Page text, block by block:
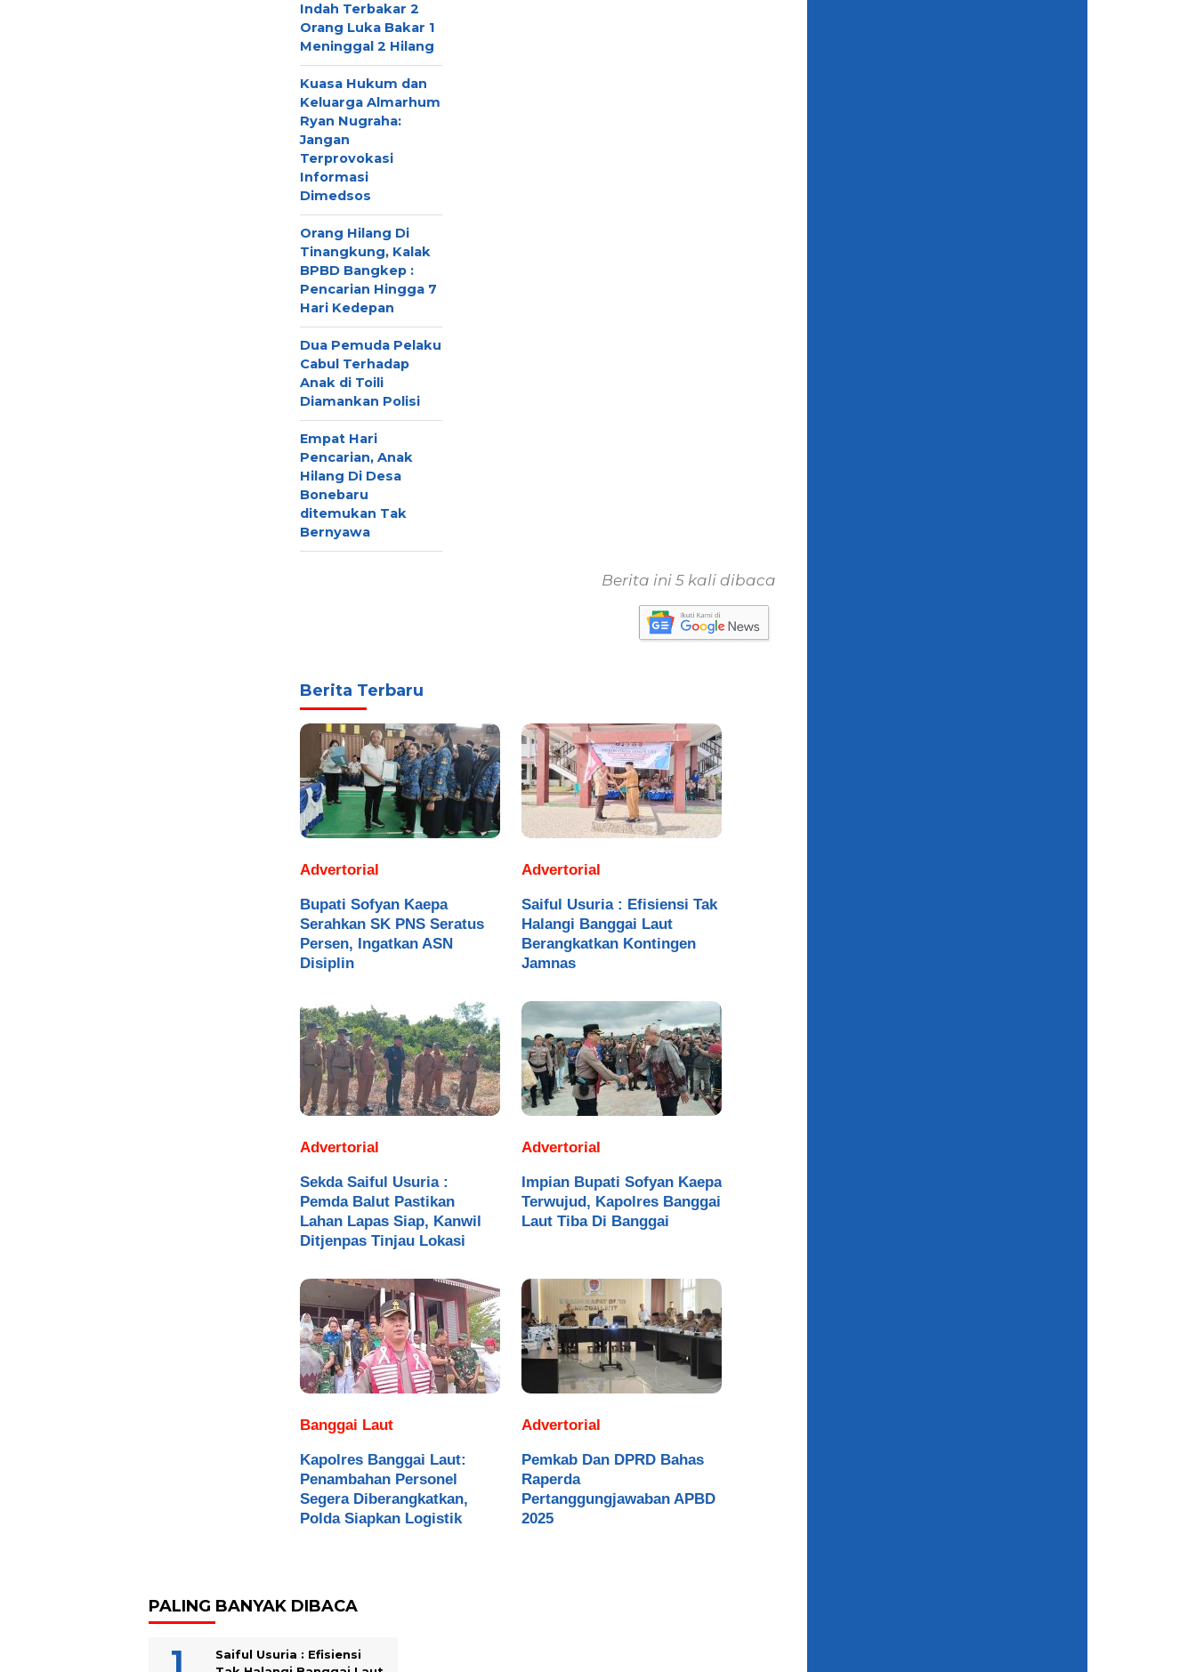
Indah Terbakar 2
Orang Luka Bakar 1
Meninggal 2 Hilang
Kuasa Hukum dan
Keluarga Almarhum
Ryan Nugraha:
Jangan
Terprovokasi
Informasi
Dimedsos
Orang Hilang Di
Tinangkung, Kalak
BPBD Bangkep :
Pencarian Hingga 7
Hari Kedepan
Dua Pemuda Pelaku
Cabul Terhadap
Anak di Toili
Diamankan Polisi
Empat Hari
Pencarian, Anak
Hilang Di Desa
Bonebaru
ditemukan Tak
Bernyawa
Berita ini 5 kali dibaca
Berita Terbaru
Advertorial
Bupati Sofyan Kaepa
Serahkan SK PNS Seratus
Persen, Ingatkan ASN
Disiplin
Advertorial
Saiful Usuria : Efisiensi Tak
Halangi Banggai Laut
Berangkatkan Kontingen
Jamnas
Advertorial
Sekda Saiful Usuria :
Pemda Balut Pastikan
Lahan Lapas Siap, Kanwil
Ditjenpas Tinjau Lokasi
Advertorial
Impian Bupati Sofyan Kaepa
Terwujud, Kapolres Banggai
Laut Tiba Di Banggai
Banggai Laut
Kapolres Banggai Laut:
Penambahan Personel
Segera Diberangkatkan,
Polda Siapkan Logistik
Advertorial
Pemkab Dan DPRD Bahas
Raperda
Pertanggungjawaban APBD
2025
PALING BANYAK DIBACA
Saiful Usuria : Efisiensi